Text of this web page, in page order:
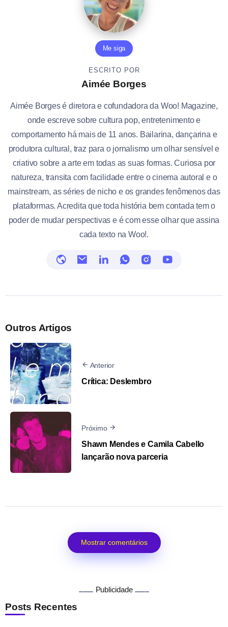
Me siga
ESCRITO POR
Aimée Borges
Aimée Borges é diretora e cofundadora da Woo! Magazine,
onde escreve sobre cultura pop, entretenimento e
comportamento há mais de 11 anos. Bailarina, dançarina e
produtora cultural, traz para o jornalismo um olhar sensível e
criativo sobre a arte em todas as suas formas. Curiosa por
natureza, transita com facilidade entre o cinema autoral e o
mainstream, as séries de nicho e os grandes fenômenos das
plataformas. Acredita que toda história bem contada tem o
poder de mudar perspectivas e é com esse olhar que assina
cada texto na Woo!.
Outros Artigos
Anterior
Crítica: Deslembro
Próximo
Shawn Mendes e Camila Cabello
lançarão nova parceria
Mostrar comentários
Publicidade
Posts Recentes